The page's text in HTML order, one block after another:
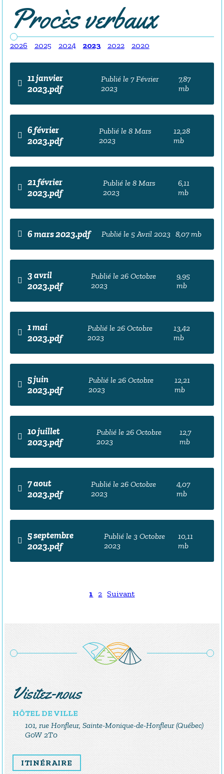
Procès verbaux
2026 2025 2024 2023 2022 2020
11 janvier
2023.pdf
Publié le 7 Février
2023
7,87
mb
6 février
2023.pdf
Publié le 8 Mars
2023
12,28
mb
21 février
2023.pdf
Publié le 8 Mars
2023
6,11
mb
6 mars 2023.pdf Publié le 5 Avril 2023 8,07 mb
3 avril
2023.pdf
Publié le 26 Octobre
2023
9,95
mb
1 mai
2023.pdf
Publié le 26 Octobre
2023
13,42
mb
5 juin
2023.pdf
Publié le 26 Octobre
2023
12,21
mb
10 juillet
2023.pdf
Publié le 26 Octobre
2023
12,7
mb
7 aout
2023.pdf
Publié le 26 Octobre
2023
4,07
mb
5 septembre
2023.pdf
Publié le 3 Octobre
2023
10,11
mb
1 2 Suivant
Visitez-nous
HÔTEL DE VILLE
101, rue Honfleur, Sainte-Monique-de-Honfleur (Québec)
G0W 2T0
ITINÉRAIRE